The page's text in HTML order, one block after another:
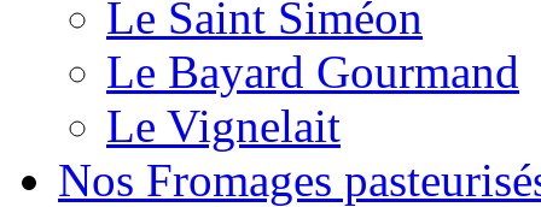
Le Saint Siméon
Le Bayard Gourmand
Le Vignelait
Nos Fromages